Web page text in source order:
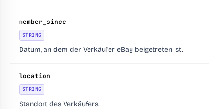
member_since
STRING
Datum, an dem der Verkäufer eBay beigetreten ist.
location
STRING
Standort des Verkäufers.